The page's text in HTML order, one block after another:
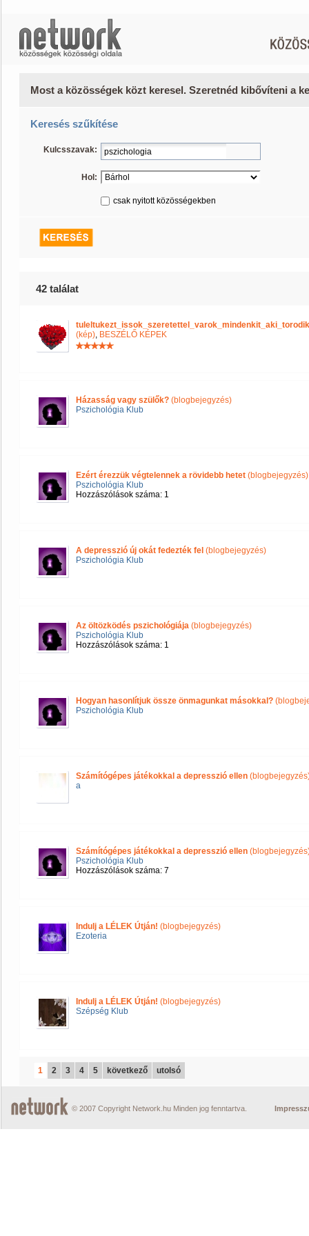
Most a közösségek közt keresel. Szeretnéd kibővíteni a
Keresés szűkítése
Kulcsszavak:
Hol:
csak nyitott közösségekben
42 találat
(kép), BESZÉLŐ KÉPEK
Házasság vagy szülők? (blogbejegyzés)
Pszichológia Klub
Ezért érezzük végtelennek a rövidebb hetet (blogbejegyzés)
Pszichológia Klub
Hozzászólások száma: 1
A depresszió új okát fedezték fel (blogbejegyzés)
Pszichológia Klub
Az öltözködés pszichológiája (blogbejegyzés)
Pszichológia Klub
Hozzászólások száma: 1
Hogyan hasonlítjuk össze önmagunkat másokkal?
Pszichológia Klub
Számítógépes játékokkal a depresszió ellen
a
Számítógépes játékokkal a depresszió ellen
Pszichológia Klub
Hozzászólások száma: 7
Indulj a LÉLEK Útján! (blogbejegyzés)
Ezoteria
Indulj a LÉLEK Útján! (blogbejegyzés)
Szépség Klub
1 2 3 4 5 következő utolsó
© 2007 Copyright Network.hu Minden jog fenntartva.